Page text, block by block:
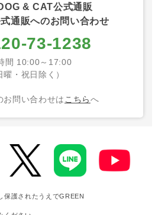
& CAT公式通販
通販へのお問い合わせ
73-1238
間 10:00～17:00
曜・祝日除く）
問い合わせは こちらへ
保護されたうえでGREEN